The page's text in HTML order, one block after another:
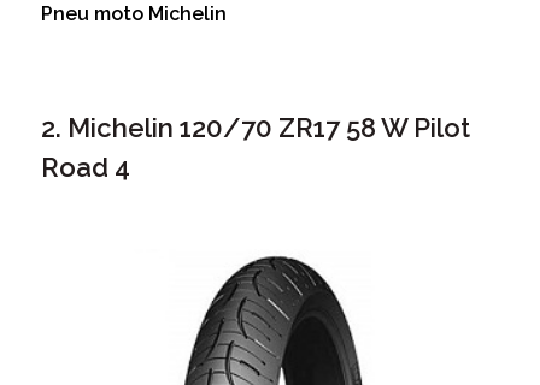
Pneu moto Michelin
2. Michelin 120/70 ZR17 58 W Pilot
Road 4